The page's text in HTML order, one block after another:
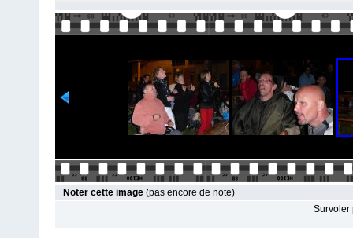
Noter cette image (pas encore de note)
Survoler